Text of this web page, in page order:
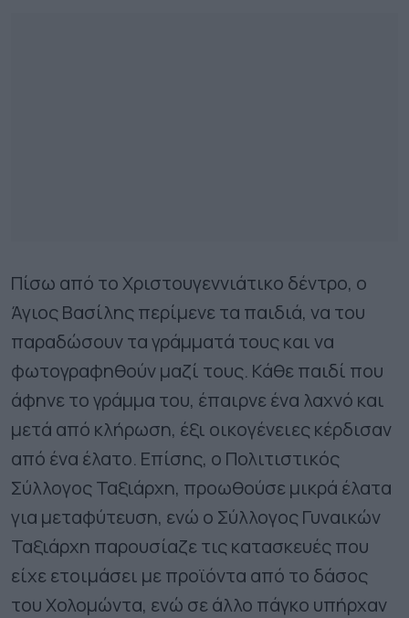
Πίσω από το Χριστουγεννιάτικο δέντρο, ο
Άγιος Βασίλης περίμενε τα παιδιά, να του
παραδώσουν τα γράμματά τους και να
φωτογραφηθούν μαζί τους. Κάθε παιδί που
άφηνε το γράμμα του, έπαιρνε ένα λαχνό και
μετά από κλήρωση, έξι οικογένειες κέρδισαν
από ένα έλατο. Επίσης, ο Πολιτιστικός
Σύλλογος Ταξιάρχη, προωθούσε μικρά έλατα
για μεταφύτευση, ενώ ο Σύλλογος Γυναικών
Ταξιάρχη παρουσίαζε τις κατασκευές που
είχε ετοιμάσει με προϊόντα από το δάσος
του Χολομώντα, ενώ σε άλλο πάγκο υπήρχαν